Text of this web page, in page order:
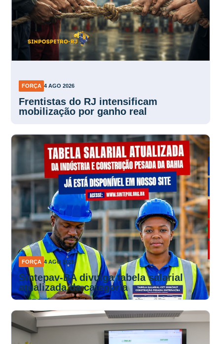
FORÇA 4 AGO 2026
Frentistas do RJ intensificam
mobilização por ganho real
FORÇA 4 AGO 2026
Sintepav-BA divulga tabela salarial
atualizada da categoria